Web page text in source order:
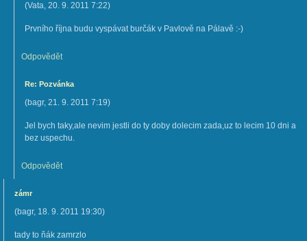
(Vata, 20. 9. 2011 7:22)
Prvního října budu vyspávat burčák v Pavlově na Pálavě :-)
Odpovědět
Re: Pozvánka
(bagr, 21. 9. 2011 7:19)
Jel bych taky,ale nevim jestli do ty doby dolecim zada,uz to lecim 10 dni a
bez uspechu.
Odpovědět
zámr
(bagr, 18. 9. 2011 19:30)
tady to ňák zamrzlo